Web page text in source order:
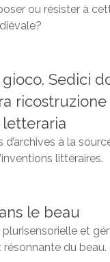
ou résister à
gioco. Sedici
d’archives à la
littéraires.
le beau
et
du beau.